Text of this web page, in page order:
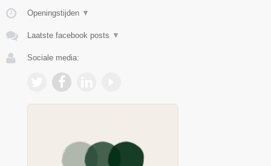
Openingstijden ▼
Laatste facebook posts ▼
Sociale media: